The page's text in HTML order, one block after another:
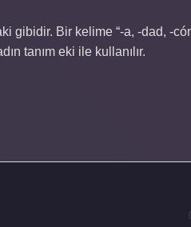
gibidir. Bir kelime “-a, -dad, -
tanım eki ile kullanılır.